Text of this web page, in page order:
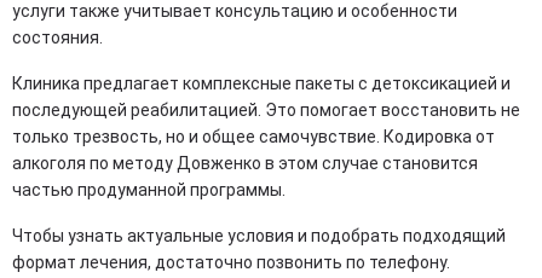
услуги также учитывает консультацию и особенности
состояния.
Клиника предлагает комплексные пакеты с детоксикацией и
последующей реабилитацией. Это помогает восстановить не
только трезвость, но и общее самочувствие. Кодировка от
алкоголя по методу Довженко в этом случае становится
частью продуманной программы.
Чтобы узнать актуальные условия и подобрать подходящий
формат лечения, достаточно позвонить по телефону.